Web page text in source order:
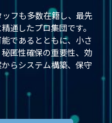
フも多数在籍し、最先
通したプロ集団です。
であるとともに、小さ
匿性確保の重要性、効
らシステム構築、保守